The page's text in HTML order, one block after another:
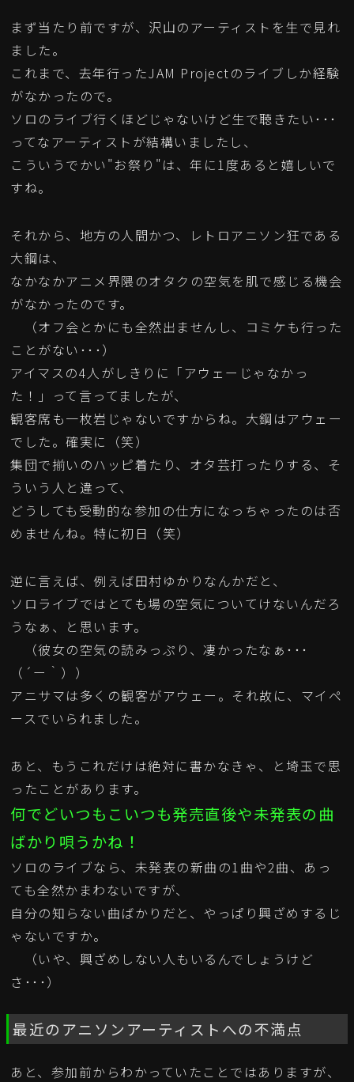
まず当たり前ですが、沢山のアーティストを生で見れ
ました。
これまで、去年行ったJAM Projectのライブしか経験
がなかったので。
ソロのライブ行くほどじゃないけど生で聴きたい･･･
ってなアーティストが結構いましたし、
こういうでかい"お祭り"は、年に1度あると嬉しいで
すね。
それから、地方の人間かつ、レトロアニソン狂である
大鋼は、
なかなかアニメ界隈のオタクの空気を肌で感じる機会
がなかったのです。
（オフ会とかにも全然出ませんし、コミケも行った
ことがない･･･）
アイマスの4人がしきりに「アウェーじゃなかっ
た！」って言ってましたが、
観客席も一枚岩じゃないですからね。大鋼はアウェー
でした。確実に（笑）
集団で揃いのハッピ着たり、オタ芸打ったりする、そ
ういう人と違って、
どうしても受動的な参加の仕方になっちゃったのは否
めませんね。特に初日（笑）
逆に言えば、例えば田村ゆかりなんかだと、
ソロライブではとても場の空気についてけないんだろ
うなぁ、と思います。
（彼女の空気の読みっぷり、凄かったなぁ･･･
（´ー｀））
アニサマは多くの観客がアウェー。それ故に、マイペ
ースでいられました。
あと、もうこれだけは絶対に書かなきゃ、と埼玉で思
ったことがあります。
何でどいつもこいつも発売直後や未発表の曲
ばかり唄うかね！
ソロのライブなら、未発表の新曲の1曲や2曲、あっ
ても全然かまわないですが、
自分の知らない曲ばかりだと、やっぱり興ざめするじ
ゃないですか。
（いや、興ざめしない人もいるんでしょうけど
さ･･･）
最近のアニソンアーティストへの不満点
あと、参加前からわかっていたことではありますが、